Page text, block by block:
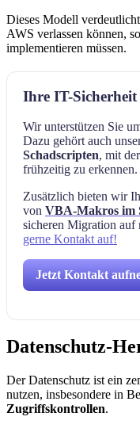
Dieses Modell
AWS verlassen können,
implementieren müssen.
Ihre IT-
Wir unterstützen Sie
Dazu gehört auch
Schadscripten, mit
frühzeitig zu erkennen.
Zusätzlich bieten wir
von VBA-Makros im
sicheren Migration auf
gerne Kontakt auf!
Jetzt Kontakt
Datenschutz-
Der Datenschutz ist ein
nutzen, insbesondere in
Zugriffskontrollen.